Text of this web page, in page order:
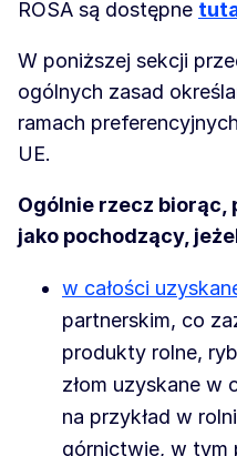
ROSA są dostępne
W poniższej sekcji
ogólnych zasad
ramach
UE.
Ogólnie rzecz
jako pochodzący,
w całości
partnerskim, co
produkty rolne,
złom uzyskane w
na przykład w
górnictwie, w tym